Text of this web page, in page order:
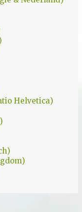
節很多，值得細細品嚐
但對我而言整部劇會燒
集，大叔把至安找進辦
當下風向完全測不出
著至安把都俊永代表玩
是怎麼樣風格的劇集，
主角三兄弟與媽媽的鬥
嗎? 說到家庭劇，這部
主角無關，而是在大哥
開，之後對他微笑的那
放不下這部劇了。 但
一集還不肯放手。結尾
的漂亮 - 這麼棒的劇才
期待，也開始每週期待
Break的梗，剛好
應該是很感人的橋
Helvetica)